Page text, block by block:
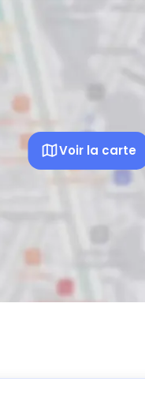
Voir la carte